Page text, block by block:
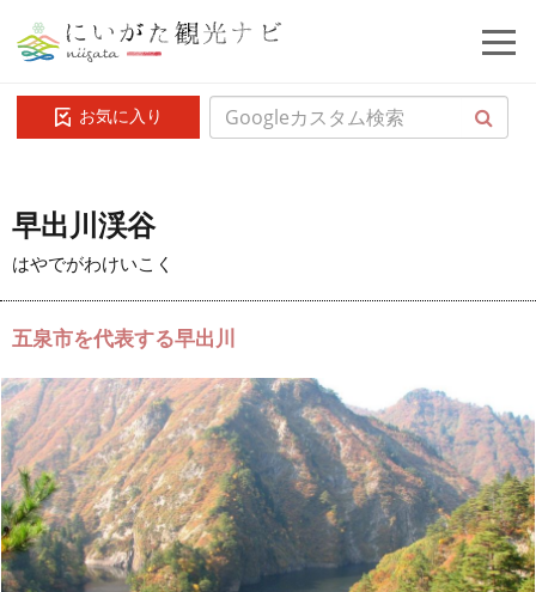
お気に入り
早出川渓谷
はやでがわけいこく
五泉市を代表する早出川